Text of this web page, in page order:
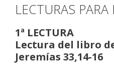
LECTURAS
1ª LECTURA
Lectura del libro
Jeremías 33,14-16